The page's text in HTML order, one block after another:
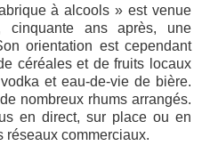
à alcools » est venue
cinquante ans après, une
orientation est cependant
céréales et de fruits locaux
et eau-de-vie de bière.
nombreux rhums arrangés.
en direct, sur place ou en
réseaux commerciaux.